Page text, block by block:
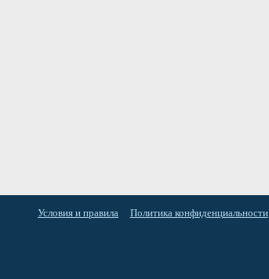
Условия и правила Политика конфиденциальности